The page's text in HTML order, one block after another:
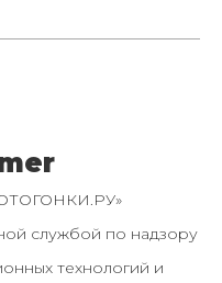
службой по надзору
технологий и